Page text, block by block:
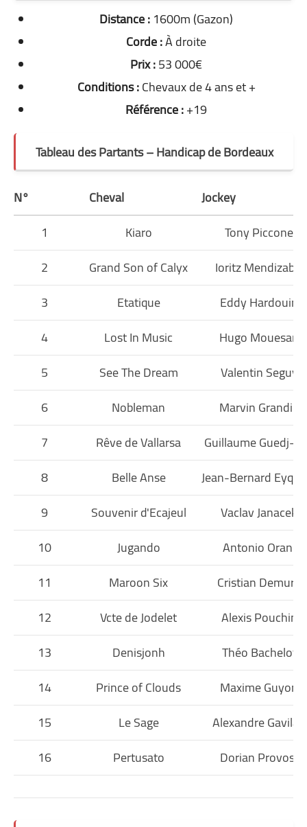
Distance :1600m (Gazon)
Corde :À droite
Prix :53 000€
Conditions :Chevaux de 4 ans et +
Référence :+19
Tableau des Partants – Handicap de Bordeaux
N° Cheval
Jockey
1
Kiaro
Tony Piccone
2
Grand Son of Calyx
Ioritz Mendizabal
3
Etatique
Eddy Hardouin
4
Lost In Music
Hugo Mouesan
5
See The Dream
Valentin Seguy
6
Nobleman
Marvin Grandin
7
Rêve de Vallarsa
Guillaume Guedj-
8
Belle Anse
Jean-Bernard
9
Souvenir d'Ecajeul
Vaclav Janacek
10
Jugando
Antonio Orani
11
Maroon Six
Cristian Demuro
12
Vcte de Jodelet
Alexis Pouchin
13
Denisjonh
Théo Bachelot
14
Prince of Clouds
Maxime Guyon
15
Le Sage
Alexandre Gavilan
16
Pertusato Dorian Provost